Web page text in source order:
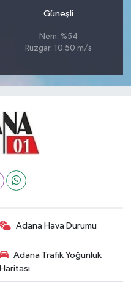
Güneşli
Nem: %54
Rüzgar: 10.50 m/s
Adana Hava Durumu
Adana Trafik Yoğunluk
Haritası